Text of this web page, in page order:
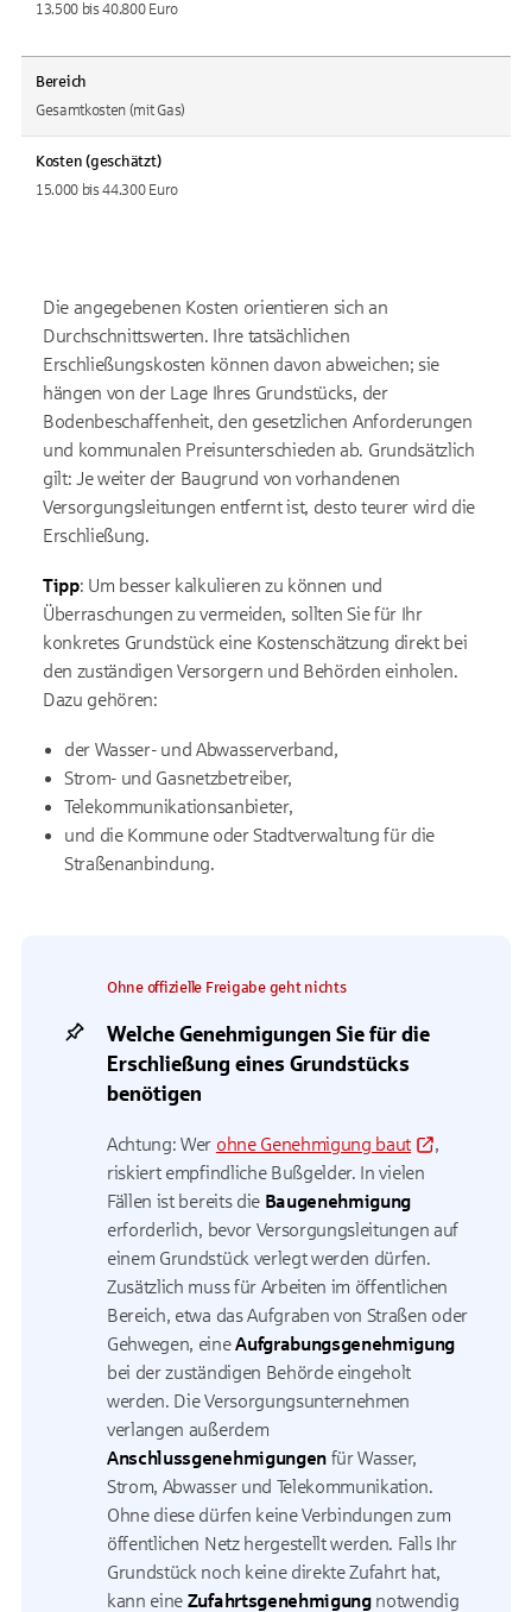
13.500 bis 40.800 Euro
Bereich
Gesamtkosten (mit Gas)
Kosten (geschätzt)
15.000 bis 44.300 Euro
Die angegebenen Kosten orientieren sich an
Durchschnittswerten. Ihre tatsächlichen
Erschließungskosten können davon abweichen; sie
hängen von der Lage Ihres Grundstücks, der
Bodenbeschaffenheit, den gesetzlichen Anforderungen
und kommunalen Preisunterschieden ab. Grundsätzlich
gilt: Je weiter der Baugrund von vorhandenen
Versorgungsleitungen entfernt ist, desto teurer wird die
Erschließung.
Tipp: Um besser kalkulieren zu können und
Überraschungen zu vermeiden, sollten Sie für Ihr
konkretes Grundstück eine Kostenschätzung direkt bei
den zuständigen Versorgern und Behörden einholen.
Dazu gehören:
der Wasser- und Abwasserverband,
Strom- und Gasnetzbetreiber,
Telekommunikationsanbieter,
und die Kommune oder Stadtverwaltung für die
Straßenanbindung.
Ohne offizielle Freigabe geht nichts
Welche Genehmigungen Sie für die
Erschließung eines Grundstücks
benötigen
Achtung: Wer ohne Genehmigung baut
,
riskiert empfindliche Bußgelder. In vielen
Fällen ist bereits die Baugenehmigung
erforderlich, bevor Versorgungsleitungen auf
einem Grundstück verlegt werden dürfen.
Zusätzlich muss für Arbeiten im öffentlichen
Bereich, etwa das Aufgraben von Straßen oder
Gehwegen, eineAufgrabungsgenehmigung
bei der zuständigen Behörde eingeholt
werden. Die Versorgungsunternehmen
verlangen außerdem
Anschlussgenehmigungenfür Wasser,
Strom, Abwasser und Telekommunikation.
Ohne diese dürfen keine Verbindungen zum
öffentlichen Netz hergestellt werden. Falls Ihr
Grundstück noch keine direkte Zufahrt hat,
kann eine Zufahrtsgenehmigungnotwendig